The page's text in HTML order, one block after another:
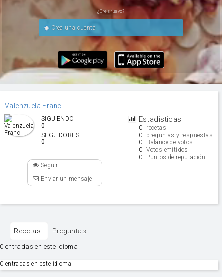
¿Eres nuevo?
Crea una cuenta
Valenzuela Franc
Estadisticas
0 recetas
0 preguntas y respuestas
0 Balance de votos
0 Votos emitidos
0 Puntos de reputación
SIGUIENDO
0
SEGUIDORES
0
Seguir
Enviar un mensaje
Recetas Preguntas
0 entradas en este idioma
0 entradas en este idioma